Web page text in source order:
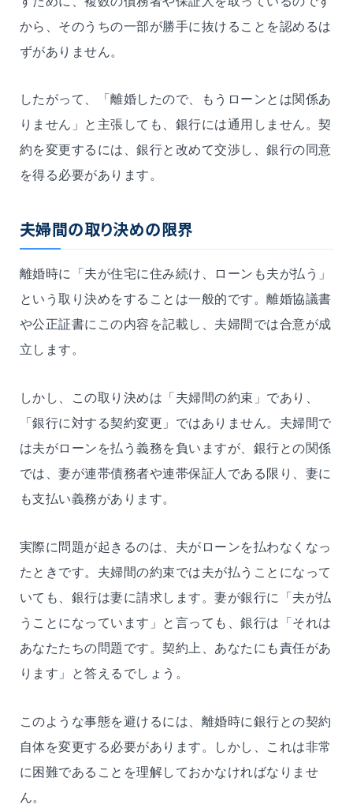
から、そのうちの一部が勝手に抜けることを認めるは
ずがありません。
したがって、「離婚したので、もうローンとは関係あ
りません」と主張しても、銀行には通用しません。契
約を変更するには、銀行と改めて交渉し、銀行の同意
を得る必要があります。
夫婦間の取り決めの限界
離婚時に「夫が住宅に住み続け、ローンも夫が払う」
という取り決めをすることは一般的です。離婚協議書
や公正証書にこの内容を記載し、夫婦間では合意が成
立します。
しかし、この取り決めは「夫婦間の約束」であり、
「銀行に対する契約変更」ではありません。夫婦間で
は夫がローンを払う義務を負いますが、銀行との関係
では、妻が連帯債務者や連帯保証人である限り、妻に
も支払い義務があります。
実際に問題が起きるのは、夫がローンを払わなくなっ
たときです。夫婦間の約束では夫が払うことになって
いても、銀行は妻に請求します。妻が銀行に「夫が払
うことになっています」と言っても、銀行は「それは
あなたたちの問題です。契約上、あなたにも責任があ
ります」と答えるでしょう。
このような事態を避けるには、離婚時に銀行との契約
自体を変更する必要があります。しかし、これは非常
に困難であることを理解しておかなければなりませ
ん。